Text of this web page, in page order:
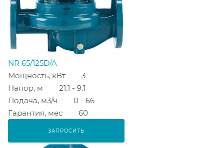
NR 65/125D/A
Мощность, кВт
3
Напор, м
21.1 - 9.1
Подача, м3/ч
0 - 66
Гарантия, мес
60
ЗАПРОСИТЬ